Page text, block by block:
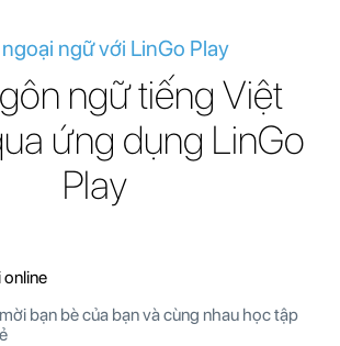
ngữ với LinGo Play
ngữ tiếng Việt
ứng dụng LinGo
Play
bạn bè của bạn và cùng nhau học tập